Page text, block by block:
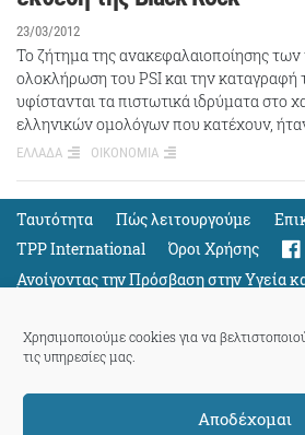
Χρησιμοποιούμε cookies για να
τις υπηρεσίες μας.
Αποδέχομαι
23/03/2012
Το ζήτημα της ανακεφαλαιοποίησης
ολοκλήρωση του PSI και την
υφίστανται τα πιστωτικά ιδρύματα στο
ελληνικών ομολόγων που κατέχουν,
ΕΛΛΑΔΑ ΟΙΚΟΝΟΜΙΑ
Ταυτότητα Πώς λειτουργούμε
TPP International
Όροι Χρήσης
Ανοίγοντας την Πρόσβαση στην Υγεία
Όλους